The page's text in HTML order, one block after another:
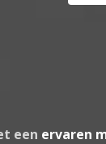
een ervaren